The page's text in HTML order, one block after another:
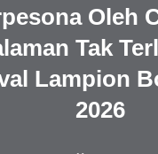
Oleh
Tak
Lampion
2026